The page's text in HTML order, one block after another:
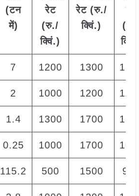
(टन
में)
रेट
(रु./
क्विं.)
रेट (रु./
क्विं.)
रेट
(
7 1200 1300
2 1000 1200
1.4 1300 1700
0.25 1000 1700
115.2 500 1500